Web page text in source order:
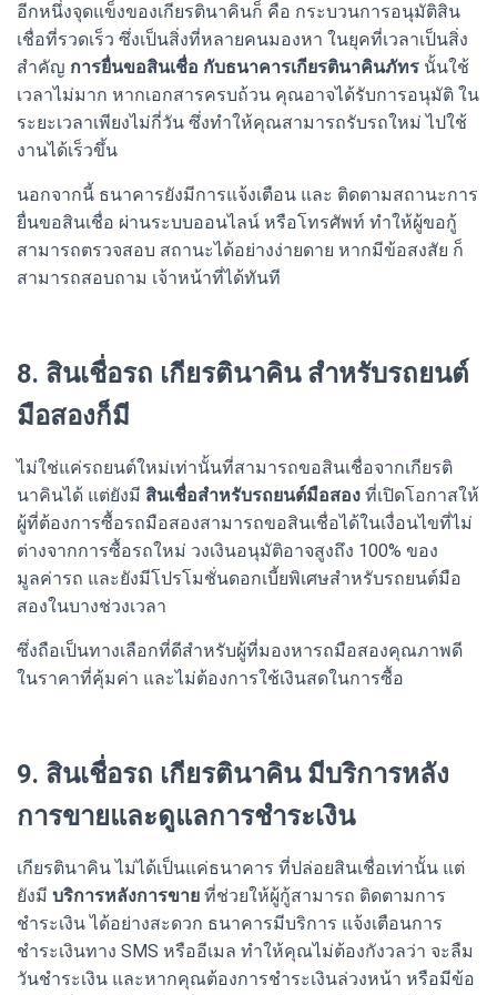
อีกหนึ่งจุดแข็งของเกียรตินาคินก็ คือ กระบวนการอนุมัติสิน
เชื่อที่รวดเร็ว ซึ่งเป็นสิ่งที่หลายคนมองหา ในยุคที่เวลาเป็นสิ่ง
สำคัญ การยื่นขอสินเชื่อ กับธนาคารเกียรตินาคินภัทร นั้นใช้
เวลาไม่มาก หากเอกสารครบถ้วน คุณอาจได้รับการอนุมัติ ใน
ระยะเวลาเพียงไม่กี่วัน ซึ่งทำให้คุณสามารถรับรถใหม่ ไปใช้
งานได้เร็วขึ้น
นอกจากนี้ ธนาคารยังมีการแจ้งเตือน และ ติดตามสถานะการ
ยื่นขอสินเชื่อ ผ่านระบบออนไลน์ หรือโทรศัพท์ ทำให้ผู้ขอกู้
สามารถตรวจสอบ สถานะได้อย่างง่ายดาย หากมีข้อสงสัย ก็
สามารถสอบถาม เจ้าหน้าที่ได้ทันที
8. สินเชื่อรถ เกียรตินาคิน สำหรับรถยนต์
มือสองก็มี
ไม่ใช่แค่รถยนต์ใหม่เท่านั้นที่สามารถขอสินเชื่อจากเกียรติ
นาคินได้ แต่ยังมี สินเชื่อสำหรับรถยนต์มือสอง ที่เปิดโอกาสให้
ผู้ที่ต้องการซื้อรถมือสองสามารถขอสินเชื่อได้ในเงื่อนไขที่ไม่
ต่างจากการซื้อรถใหม่ วงเงินอนุมัติอาจสูงถึง 100% ของ
มูลค่ารถ และยังมีโปรโมชั่นดอกเบี้ยพิเศษสำหรับรถยนต์มือ
สองในบางช่วงเวลา
ซึ่งถือเป็นทางเลือกที่ดีสำหรับผู้ที่มองหารถมือสองคุณภาพดี
ในราคาที่คุ้มค่า และไม่ต้องการใช้เงินสดในการซื้อ
9. สินเชื่อรถ เกียรตินาคิน มีบริการหลัง
การขายและดูแลการชำระเงิน
เกียรตินาคิน ไม่ได้เป็นแค่ธนาคาร ที่ปล่อยสินเชื่อเท่านั้น แต่
ยังมี บริการหลังการขาย ที่ช่วยให้ผู้กู้สามารถ ติดตามการ
ชำระเงิน ได้อย่างสะดวก ธนาคารมีบริการ แจ้งเตือนการ
ชำระเงินทาง SMS หรืออีเมล ทำให้คุณไม่ต้องกังวลว่า จะลืม
วันชำระเงิน และหากคุณต้องการชำระเงินล่วงหน้า หรือมีข้อ